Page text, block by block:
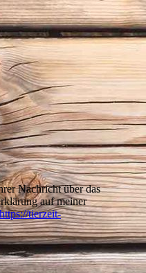
Nachricht über das
auf meiner
tierzeit-